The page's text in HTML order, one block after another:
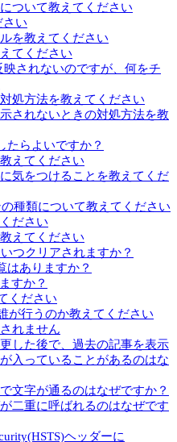
ついて教えてください
さい
を教えてください
てください
されないのですが、何をチ
処方法を教えてください
されないときの対処方法を教
たらよいですか？
えてください
気をつけることを教えてくだ
種類について教えてください
ださい
えてください
つクリアされますか？
はありますか？
すか？
ください
が行うのか教えてください
れません
した後で、過去の記事を表示
入っていることがあるのはな
文字が通るのはなぜですか？
二重に呼ばれるのはなぜです
ヘッダーに